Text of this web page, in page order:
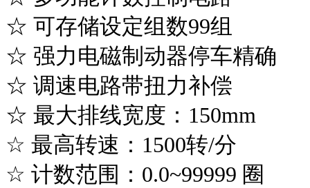
☆ 可存储设定组数99组
☆ 强力电磁制动器停车精
☆ 调速电路带扭力补偿
☆ 最大排线宽度：150mm
☆ 最高转速：1500转/分
☆ 计数范围：0.0~99999